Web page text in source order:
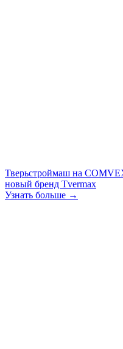
Тверьстроймаш на
новый бренд Tvermax
Узнать больше →